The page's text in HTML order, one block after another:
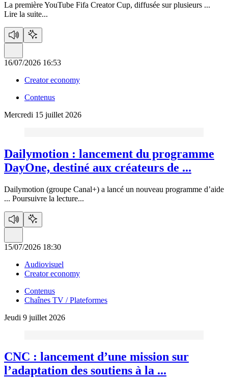
La première YouTube Fifa Creator Cup, diffusée sur plusieurs ...
Lire la suite...
16/07/2026 16:53
Creator economy
Contenus
Mercredi 15 juillet 2026
Dailymotion : lancement du programme
DayOne, destiné aux créateurs de ...
Dailymotion (groupe Canal+) a lancé un nouveau programme d’aide
... Poursuivre la lecture...
15/07/2026 18:30
Audiovisuel
Creator economy
Contenus
Chaînes TV / Plateformes
Jeudi 9 juillet 2026
CNC : lancement d’une mission sur
l’adaptation des soutiens à la ...